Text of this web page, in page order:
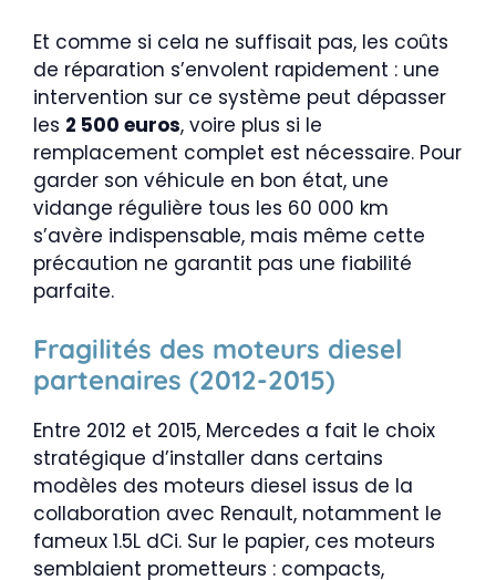
Et comme si cela ne suffisait pas, les coûts
de réparation s’envolent rapidement : une
intervention sur ce système peut dépasser
les 2 500 euros, voire plus si le
remplacement complet est nécessaire. Pour
garder son véhicule en bon état, une
vidange régulière tous les 60 000 km
s’avère indispensable, mais même cette
précaution ne garantit pas une fiabilité
parfaite.
Fragilités des moteurs diesel
partenaires (2012-2015)
Entre 2012 et 2015, Mercedes a fait le choix
stratégique d’installer dans certains
modèles des moteurs diesel issus de la
collaboration avec Renault, notamment le
fameux 1.5L dCi. Sur le papier, ces moteurs
semblaient prometteurs : compacts,